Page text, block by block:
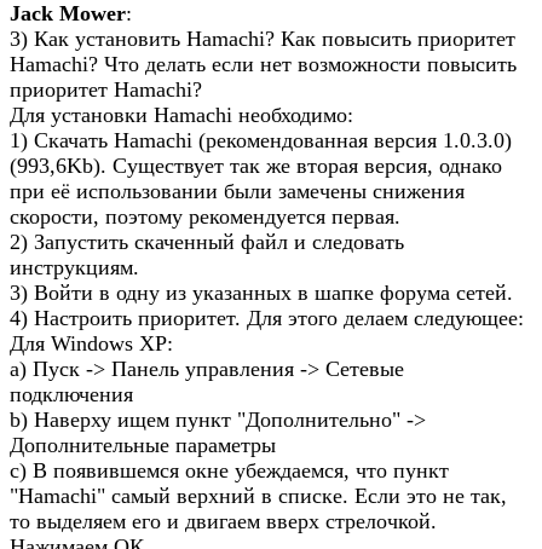
Jack Mower:
3) Как установить Hamachi? Как повысить приоритет
Hamachi? Что делать если нет возможности повысить
приоритет Hamachi?
Для установки Hamachi необходимо:
1) Скачать Hamachi (рекомендованная версия 1.0.3.0)
(993,6Kb). Существует так же вторая версия, однако
при её использовании были замечены снижения
скорости, поэтому рекомендуется первая.
2) Запустить скаченный файл и следовать
инструкциям.
3) Войти в одну из указанных в шапке форума сетей.
4) Настроить приоритет. Для этого делаем следующее:
Для Windows XP:
a) Пуск -> Панель управления -> Сетевые
подключения
b) Наверху ищем пункт "Дополнительно" ->
Дополнительные параметры
c) В появившемся окне убеждаемся, что пункт
"Hamachi" самый верхний в списке. Если это не так,
то выделяем его и двигаем вверх стрелочкой.